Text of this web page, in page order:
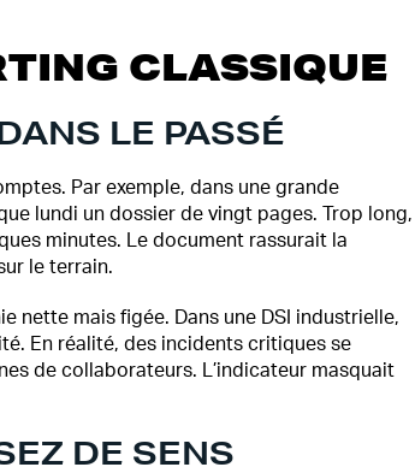
CLASSIQUE
LE PASSÉ
Par exemple, dans une grande
lundi un dossier de vingt pages. Trop long,
minutes. Le document rassurait la
le terrain.
nette mais figée. Dans une DSI industrielle,
En réalité, des incidents critiques se
de collaborateurs. L’indicateur masquait
DE SENS